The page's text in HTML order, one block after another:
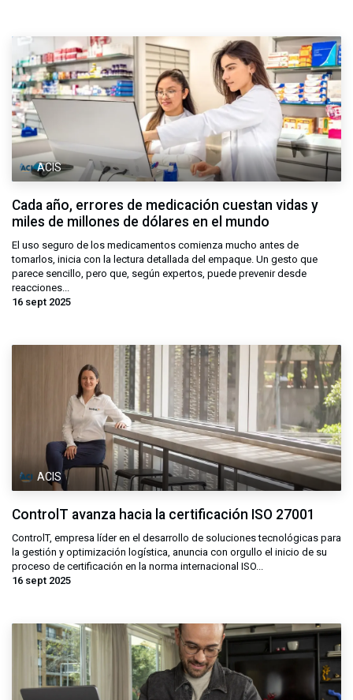
ACIS
Cada año, errores de medicación cuestan vidas y
miles de millones de dólares en el mundo
El uso seguro de los medicamentos comienza mucho antes de
tomarlos, inicia con la lectura detallada del empaque. Un gesto que
parece sencillo, pero que, según expertos, puede prevenir desde
reacciones...
16 sept 2025
ACIS
ControlT avanza hacia la certificación ISO 27001
ControlT, empresa líder en el desarrollo de soluciones tecnológicas para
la gestión y optimización logística, anuncia con orgullo el inicio de su
proceso de certificación en la norma internacional ISO...
16 sept 2025